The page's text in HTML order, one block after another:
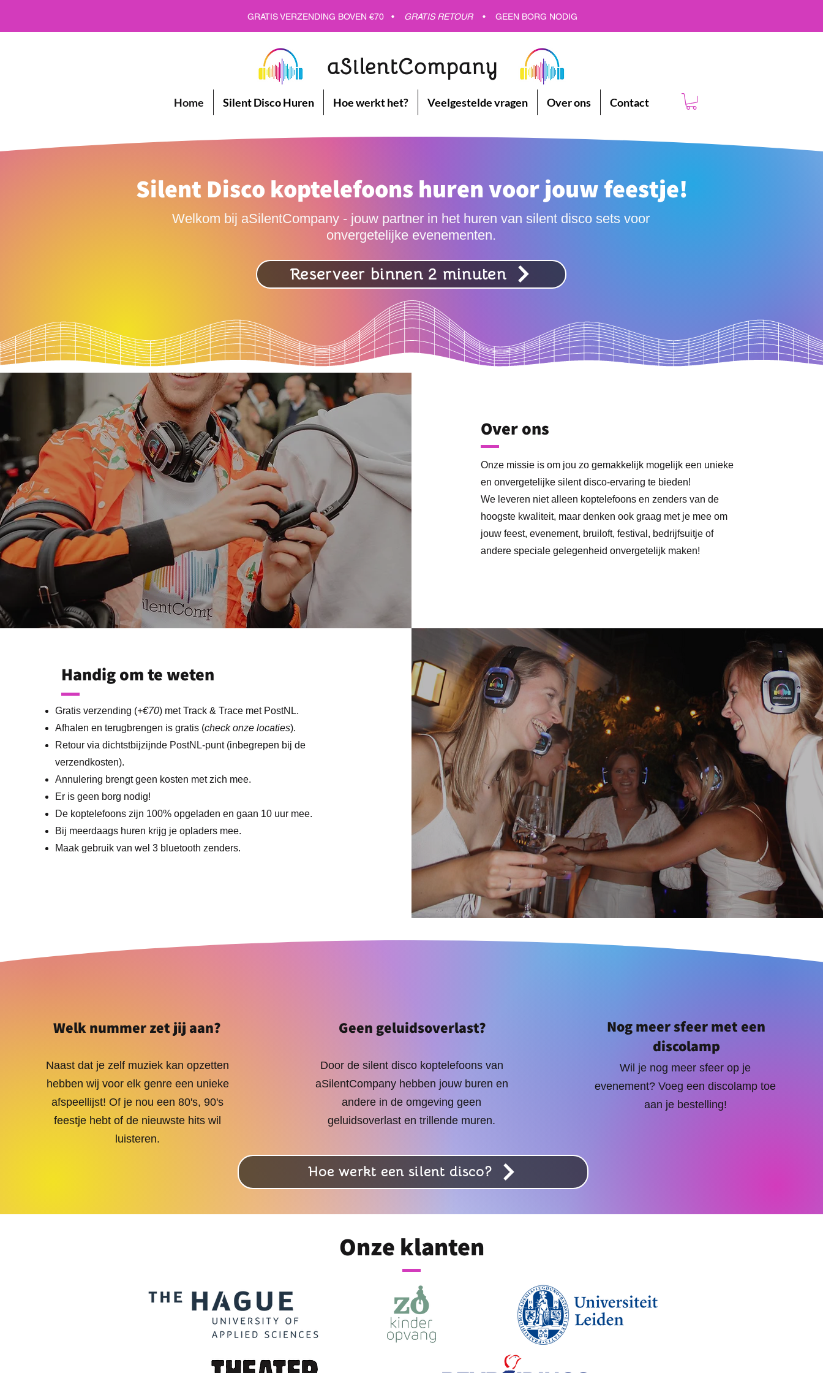
GRATIS VERZENDING - GRATIS VERZENDING - GRATIS VERZENDING
GRATIS VERZENDING BOVEN €70 • GRATIS RETOUR • GEEN BORG NODIG
aSilentCompany
Home Silent Disco Huren Hoe werkt het? Veelgestelde vragen Over ons Contact
Silent Disco koptelefoons huren voor jouw feestje!
Welkom bij aSilentCompany - jouw partner in het huren van silent disco sets voor
onvergetelijke evenementen.
Reserveer binnen 2 minuten
Over ons
Onze missie is om jou zo gemakkelijk mogelijk een unieke
en onvergetelijke silent disco-ervaring te bieden!
We leveren niet alleen koptelefoons en zenders van de
hoogste kwaliteit, maar denken ook graag met je mee om
jouw feest, evenement, bruiloft, festival, bedrijfsuitje of
andere speciale gelegenheid onvergetelijk maken!
Handig om te weten
Gratis verzending (+€70) met Track & Trace met PostNL.
Afhalen en terugbrengen is gratis (check onze locaties).
Retour via dichtstbijzijnde PostNL-punt (inbegrepen bij de
verzendkosten).
Annulering brengt geen kosten met zich mee.
Er is geen borg nodig!
De koptelefoons zijn 100% opgeladen en gaan 10 uur mee.
Bij meerdaags huren krijg je opladers mee.
Maak gebruik van wel 3 bluetooth zenders.
Welk nummer zet jij aan?
Naast dat je zelf muziek kan opzetten
hebben wij voor elk genre een unieke
afspeellijst! Of je nou een 80's, 90's
feestje hebt of de nieuwste hits wil
luisteren.
Geen geluidsoverlast?
Door de silent disco koptelefoons van
aSilentCompany hebben jouw buren en
andere in de omgeving geen
geluidsoverlast en trillende muren.
Hoe werkt een silent disco?
Nog meer sfeer met een
discolamp
Wil je nog meer sfeer op je
evenement? Voeg een discolamp toe
aan je bestelling!
Onze klanten